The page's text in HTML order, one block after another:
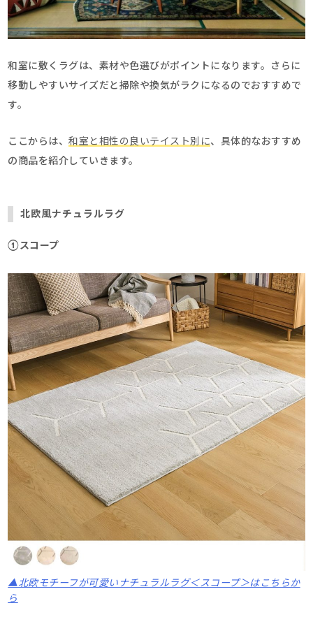
和室に敷くラグは、素材や色選びがポイントになります。さらに
移動しやすいサイズだと掃除や換気がラクになるのでおすすめで
す。
ここからは、和室と相性の良いテイスト別に、具体的なおすすめ
の商品を紹介していきます。
北欧風ナチュラルラグ
①スコープ
▲北欧モチーフが可愛いナチュラルラグ＜スコープ＞はこちらか
ら